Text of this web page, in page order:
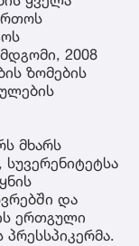
2008
ზომების
მხარს
და
ერთგული
პრესსპიკერმა.